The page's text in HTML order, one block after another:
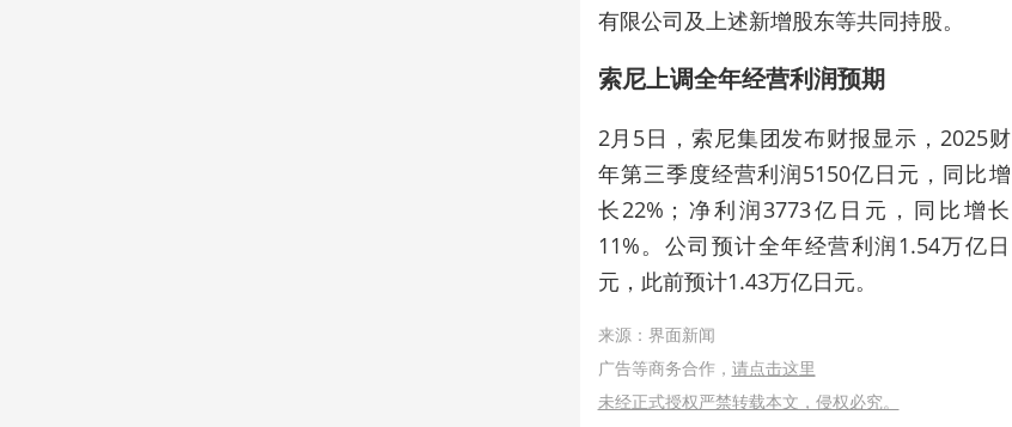
有限公司及上述新增股东等共同持股。
索尼上调全年经营利润预期
2月5日，索尼集团发布财报显示，2025财
年第三季度经营利润5150亿日元，同比增
长22%；净利润3773亿日元，同比增长
11%。公司预计全年经营利润1.54万亿日
元，此前预计1.43万亿日元。
来源：界面新闻
广告等商务合作， 请点击这里
未经正式授权严禁转载本文，侵权必究。